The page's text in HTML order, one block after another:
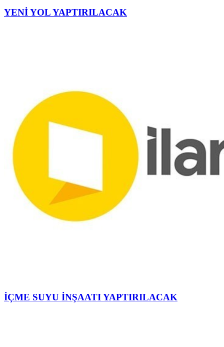
YENİ YOL YAPTIRILACAK
İÇME SUYU İNŞAATI YAPTIRILACAK